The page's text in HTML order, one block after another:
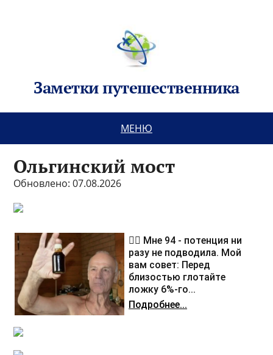
Заметки путешественника
МЕНЮ
Ольгинский мост
Обновлено: 07.08.2026
❤️‍🔥 Мне 94 - потенция ни
разу не подводила. Мой
вам совет: Перед
близостью глотайте
ложку 6%-го...
Подробнее...